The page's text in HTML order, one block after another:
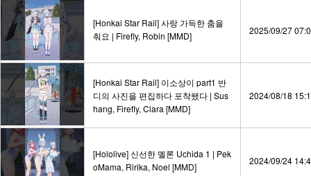
[Honkai Star Rail] 사랑 가득한 춤을
춰요 | Firefly, Robin [MMD]
2025/09/27
[Honkai Star Rail] 이소상이 part1 반
디의 사진을 편집하다 포착됐다 | Sus
hang, Firefly, Clara [MMD] ‮
2024/08/18
[Hololive] 신선한 멜론 Uchida 1 | Pek
oMama, Ririka, Noel [MMD] ‮
2024/09/24